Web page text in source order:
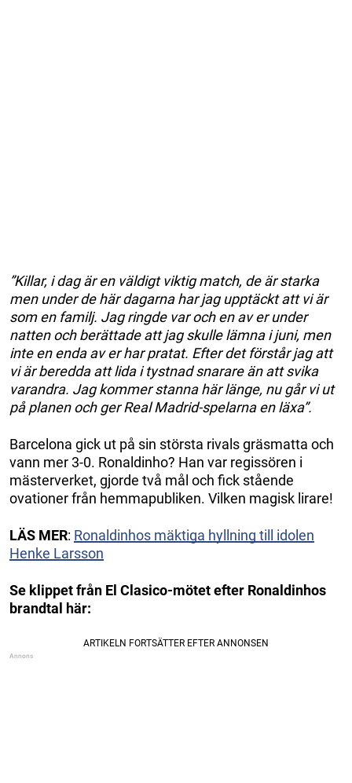
”Killar, i dag är en väldigt viktig match, de är starka
men under de här dagarna har jag upptäckt att vi är
som en familj. Jag ringde var och en av er under
natten och berättade att jag skulle lämna i juni, men
inte en enda av er har pratat. Efter det förstår jag att
vi är beredda att lida i tystnad snarare än att svika
varandra. Jag kommer stanna här länge, nu går vi ut
på planen och ger Real Madrid-spelarna en läxa”.
Barcelona gick ut på sin största rivals gräsmatta och
vann mer 3-0. Ronaldinho? Han var regissören i
mästerverket, gjorde två mål och fick stående
ovationer från hemmapubliken. Vilken magisk lirare!
LÄS MER: Ronaldinhos mäktiga hyllning till idolen
Henke Larsson
Se klippet från El Clasico-mötet efter Ronaldinhos
brandtal här: